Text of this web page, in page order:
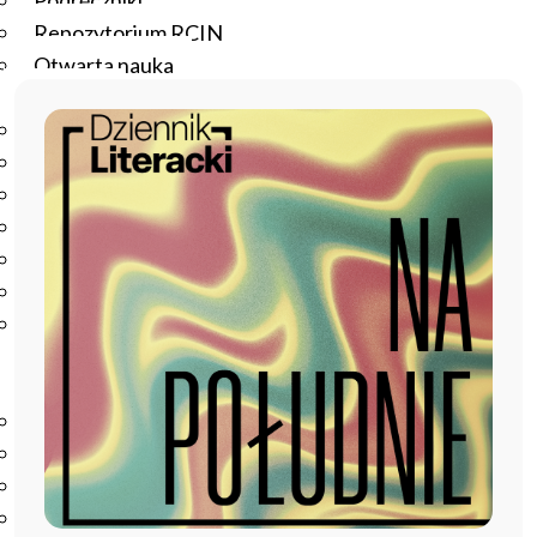
Repozytorium RCIN
Otwarta nauka
Studia podyplomowe
Szkolenia
Szkoła Doktorska Anthropos
Erasmus
Olimpiada Literatury i Języka Polskiego
Olimpiada Literatury i Języka Polskiego dla Szkół
Podstawowych
Biblioteka
O bibliotece
Godziny otwarcia
Katalog
Nowości